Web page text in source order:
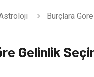
Burçlara
Gelinlik